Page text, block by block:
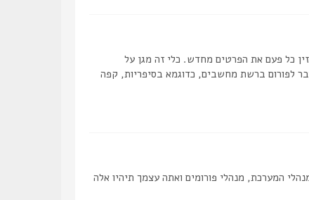
כל פעם את הפרטים מחדש. כלי זה מגן על
לפורום ברשת מחשבים, כדוגמא בסיפריות, קפה
המערכת, מנהלי פורומים ואתה עצמך תיהיו אלה